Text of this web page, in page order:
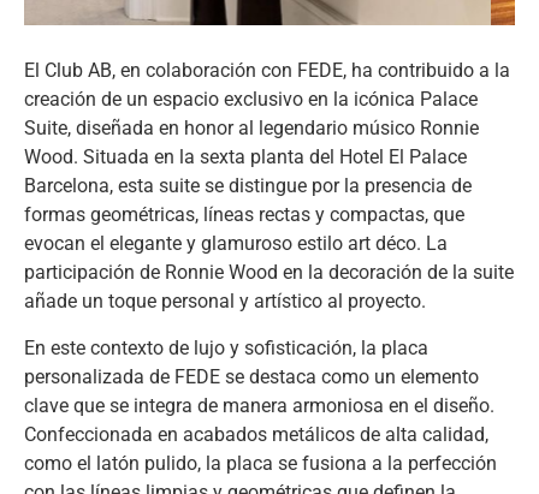
El Club AB, en colaboración con FEDE, ha contribuido a la
creación de un espacio exclusivo en la icónica Palace
Suite, diseñada en honor al legendario músico Ronnie
Wood. Situada en la sexta planta del Hotel El Palace
Barcelona, esta suite se distingue por la presencia de
formas geométricas, líneas rectas y compactas, que
evocan el elegante y glamuroso estilo art déco. La
participación de Ronnie Wood en la decoración de la suite
añade un toque personal y artístico al proyecto.
En este contexto de lujo y sofisticación, la placa
personalizada de FEDE se destaca como un elemento
clave que se integra de manera armoniosa en el diseño.
Confeccionada en acabados metálicos de alta calidad,
como el latón pulido, la placa se fusiona a la perfección